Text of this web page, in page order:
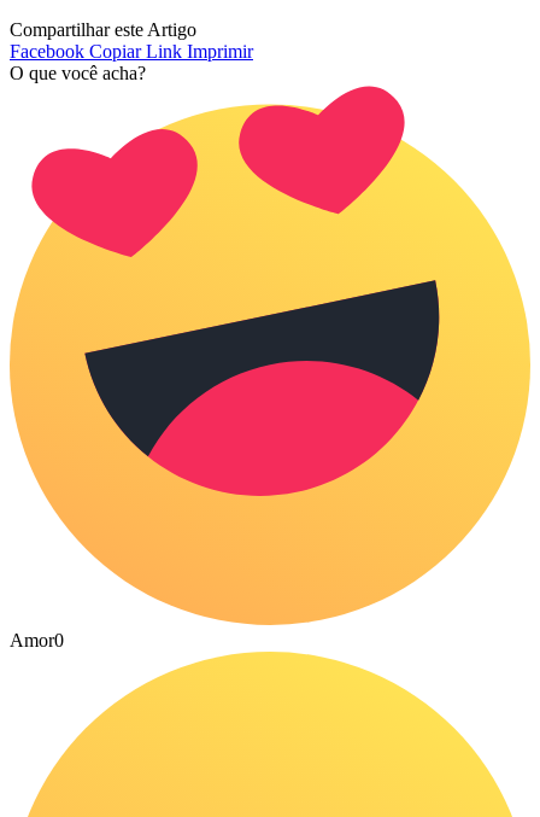
Compartilhar este Artigo
Facebook Copiar Link Imprimir
O que você acha?
Amor0